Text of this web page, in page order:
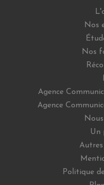
Nos
Nos
Agence
Agence
Un
Politique